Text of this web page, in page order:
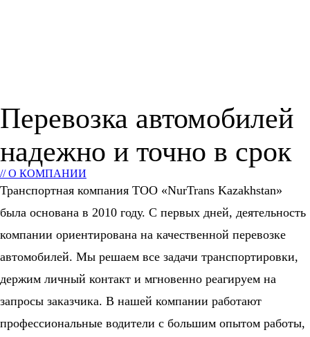
Перевозка автомобилей
надежно и точно в срок
// О КОМПАНИИ
Транспортная компания ТОО «NurTrans Kazakhstan»
была основана в 2010 году. С первых дней, деятельность
компании ориентирована на качественной перевозке
автомобилей. Мы решаем все задачи транспортировки,
держим личный контакт и мгновенно реагируем на
запросы заказчика. В нашей компании работают
профессиональные водители с большим опытом работы,